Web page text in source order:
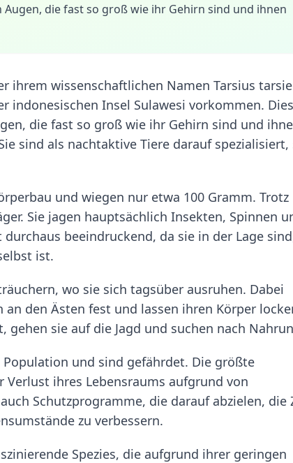
die fast so groß wie ihr Gehirn sind und ihnen
ihrem wissenschaftlichen Namen Tarsius
indonesischen Insel Sulawesi vorkommen.
die fast so groß wie ihr Gehirn sind und
sind als nachtaktive Tiere darauf spezialisiert,
und wiegen nur etwa 100 Gramm.
Sie jagen hauptsächlich Insekten, Spinnen
beeindruckend, da sie in der Lage
ist.
wo sie sich tagsüber ausruhen. Dabei
den Ästen fest und lassen ihren Körper
sie auf die Jagd und suchen nach
und sind gefährdet. Die größte
ihres Lebensraums aufgrund von
Schutzprogramme, die darauf abzielen, die
zu verbessern.
Spezies, die aufgrund ihrer geringen